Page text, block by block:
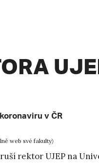
v ČR
web své fakulty〉
rektor UJEP na